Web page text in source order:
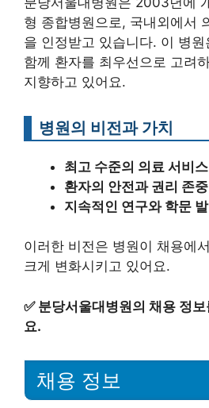
형 종합병원으로, 국내외에서
을 인정받고 있습니다. 이 병
함께 환자를 최우선으로 고려
지향하고 있어요.
병원의 비전과 가치
최고 수준의 의료 서비
환자의 안전과 권리 존중
지속적인 연구와 학문
이러한 비전은 병원이 채용에
크게 변화시키고 있어요.
✅ 분당서울대병원의 채용 정
요.
채용 정보